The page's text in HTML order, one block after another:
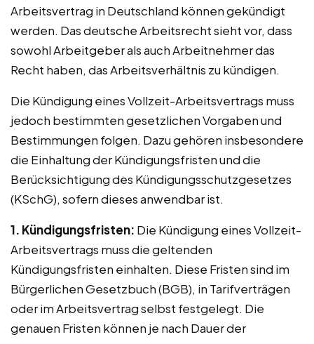
Arbeitsvertrag in Deutschland können gekündigt
werden. Das deutsche Arbeitsrecht sieht vor, dass
sowohl Arbeitgeber als auch Arbeitnehmer das
Recht haben, das Arbeitsverhältnis zu kündigen.
Die Kündigung eines Vollzeit-Arbeitsvertrags muss
jedoch bestimmten gesetzlichen Vorgaben und
Bestimmungen folgen. Dazu gehören insbesondere
die Einhaltung der Kündigungsfristen und die
Berücksichtigung des Kündigungsschutzgesetzes
(KSchG), sofern dieses anwendbar ist.
1. Kündigungsfristen: Die Kündigung eines Vollzeit-
Arbeitsvertrags muss die geltenden
Kündigungsfristen einhalten. Diese Fristen sind im
Bürgerlichen Gesetzbuch (BGB), in Tarifverträgen
oder im Arbeitsvertrag selbst festgelegt. Die
genauen Fristen können je nach Dauer der